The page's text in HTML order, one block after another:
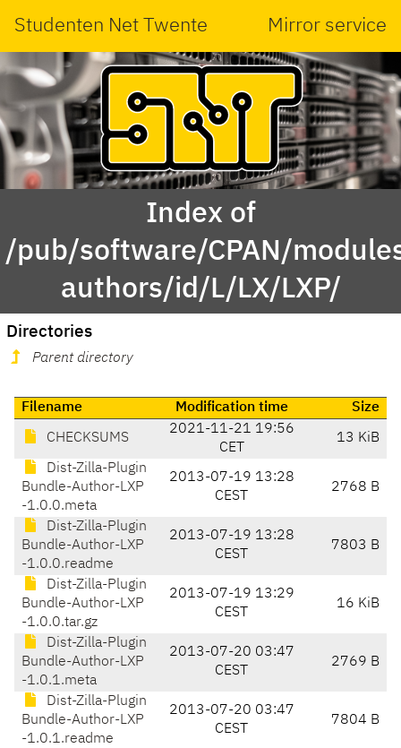
Studenten Net Twente Mirror service
Index of
/pub/software/CPAN/
authors/id/L/LX/LXP/
Directories
Parent directory
Filename Modification time Size
CHECKSUMS
2021-11-21 19:56
CET
13 KiB
Dist-Zilla-Plugin
Bundle-Author-LXP
-1.0.0.meta
2013-07-19 13:28
CEST
2768 B
Dist-Zilla-Plugin
Bundle-Author-LXP
-1.0.0.readme
2013-07-19 13:28
CEST
7803 B
Dist-Zilla-Plugin
Bundle-Author-LXP
-1.0.0.tar.gz
2013-07-19 13:29
CEST
16 KiB
Dist-Zilla-Plugin
Bundle-Author-LXP
-1.0.1.meta
2013-07-20 03:47
CEST
2769 B
Dist-Zilla-Plugin
Bundle-Author-LXP
-1.0.1.readme
2013-07-20 03:47
CEST
7804 B